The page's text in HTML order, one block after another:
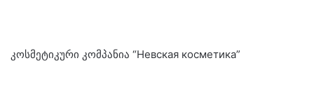
კოსმეტიკური კომპანია “Невская косметика”